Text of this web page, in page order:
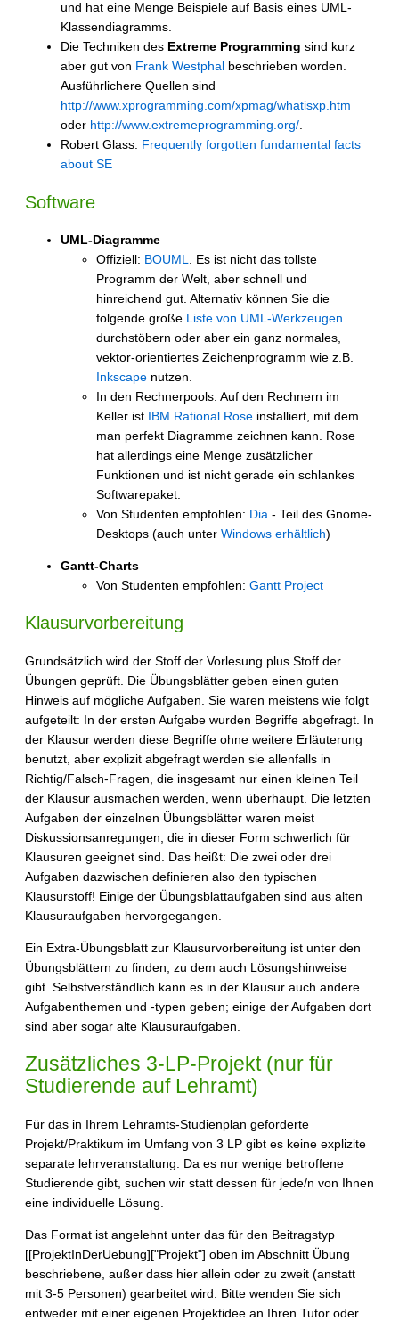
und hat eine Menge Beispiele auf Basis eines UML-
Klassendiagramms.
Die Techniken des Extreme Programming sind kurz
aber gut von Frank Westphal beschrieben worden.
Ausführlichere Quellen sind
http://www.xprogramming.com/xpmag/whatisxp.htm
oder http://www.extremeprogramming.org/.
Robert Glass: Frequently forgotten fundamental facts
about SE
Software
UML-Diagramme
Offiziell: BOUML
. Es ist nicht das tollste
Programm der Welt, aber schnell und
hinreichend gut. Alternativ können Sie die
folgende große Liste von UML-Werkzeugen
durchstöbern oder aber ein ganz normales,
vektor-orientiertes Zeichenprogramm wie z.B.
Inkscape nutzen.
In den Rechnerpools: Auf den Rechnern im
Keller ist IBM Rational Rose installiert, mit dem
man perfekt Diagramme zeichnen kann. Rose
hat allerdings eine Menge zusätzlicher
Funktionen und ist nicht gerade ein schlankes
Softwarepaket.
Von Studenten empfohlen: Dia - Teil des Gnome-
Desktops (auch unter Windows erhältlich)
Gantt-Charts
Von Studenten empfohlen: Gantt Project
Klausurvorbereitung
Grundsätzlich wird der Stoff der Vorlesung plus Stoff der
Übungen geprüft. Die Übungsblätter geben einen guten
Hinweis auf mögliche Aufgaben. Sie waren meistens wie folgt
aufgeteilt: In der ersten Aufgabe wurden Begriffe abgefragt. In
der Klausur werden diese Begriffe ohne weitere Erläuterung
benutzt, aber explizit abgefragt werden sie allenfalls in
Richtig/Falsch-Fragen, die insgesamt nur einen kleinen Teil
der Klausur ausmachen werden, wenn überhaupt. Die letzten
Aufgaben der einzelnen Übungsblätter waren meist
Diskussionsanregungen, die in dieser Form schwerlich für
Klausuren geeignet sind. Das heißt: Die zwei oder drei
Aufgaben dazwischen definieren also den typischen
Klausurstoff! Einige der Übungsblattaufgaben sind aus alten
Klausuraufgaben hervorgegangen.
Ein Extra-Übungsblatt zur Klausurvorbereitung ist unter den
Übungsblättern zu finden, zu dem auch Lösungshinweise
gibt. Selbstverständlich kann es in der Klausur auch andere
Aufgabenthemen und -typen geben; einige der Aufgaben dort
sind aber sogar alte Klausuraufgaben.
Zusätzliches 3-LP-Projekt (nur für
Studierende auf Lehramt)
Für das in Ihrem Lehramts-Studienplan geforderte
Projekt/Praktikum im Umfang von 3 LP gibt es keine explizite
separate lehrveranstaltung. Da es nur wenige betroffene
Studierende gibt, suchen wir statt dessen für jede/n von Ihnen
eine individuelle Lösung.
Das Format ist angelehnt unter das für den Beitragstyp
[[ProjektInDerUebung]["Projekt"] oben im Abschnitt Übung
beschriebene, außer dass hier allein oder zu zweit (anstatt
mit 3-5 Personen) gearbeitet wird. Bitte wenden Sie sich
entweder mit einer eigenen Projektidee an Ihren Tutor oder